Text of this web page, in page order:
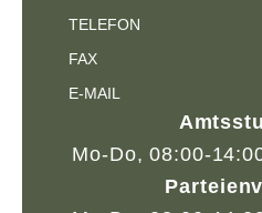
TELEFON
FAX
E-MAIL
Mo-Do, 08:00-